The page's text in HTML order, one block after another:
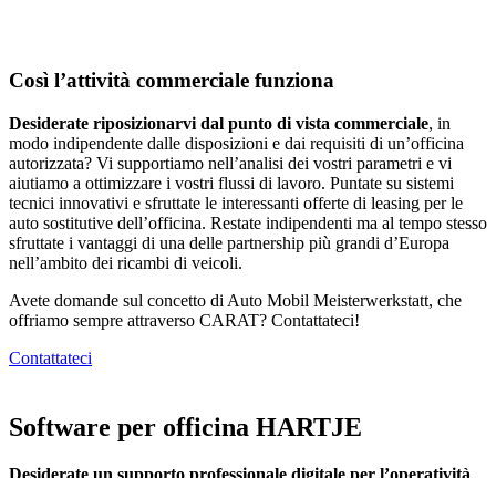
Così l’attività commerciale funziona
Desiderate riposizionarvi dal punto di vista commerciale, in
modo indipendente dalle disposizioni e dai requisiti di un’officina
autorizzata? Vi supportiamo nell’analisi dei vostri parametri e vi
aiutiamo a ottimizzare i vostri flussi di lavoro. Puntate su sistemi
tecnici innovativi e sfruttate le interessanti offerte di leasing per le
auto sostitutive dell’officina. Restate indipendenti ma al tempo stesso
sfruttate i vantaggi di una delle partnership più grandi d’Europa
nell’ambito dei ricambi di veicoli.
Avete domande sul concetto di Auto Mobil Meisterwerkstatt, che
offriamo sempre attraverso CARAT? Contattateci!
Contattateci
Software per officina HARTJE
Desiderate un supporto professionale digitale per l’operatività